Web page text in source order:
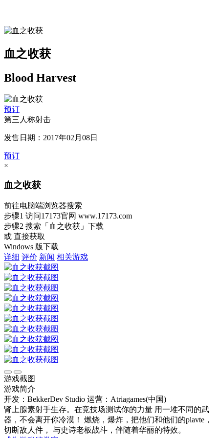
血之收获
Blood Harvest
预订
第三人称射击
发售日期：2017年02月08日
预订
×
血之收获
前往电脑端浏览器搜索
步骤1 访问17173官网 www.17173.com
步骤2 搜索 「血之收获」 下载
或 直接获取
Windows 版下载
详细 评价 新闻 相关游戏
游戏截图
游戏简介
开发：BekkerDev Studio 运营：Atriagames(中国)
肾上腺素射手生存。在竞技场测试你的力量 用一堆不同的武
器，不会离开你冷漠！ 燃烧，爆炸，把他们和他们的plavte，
切断敌人件， 与史诗老板战斗，伴随着华丽的特效。